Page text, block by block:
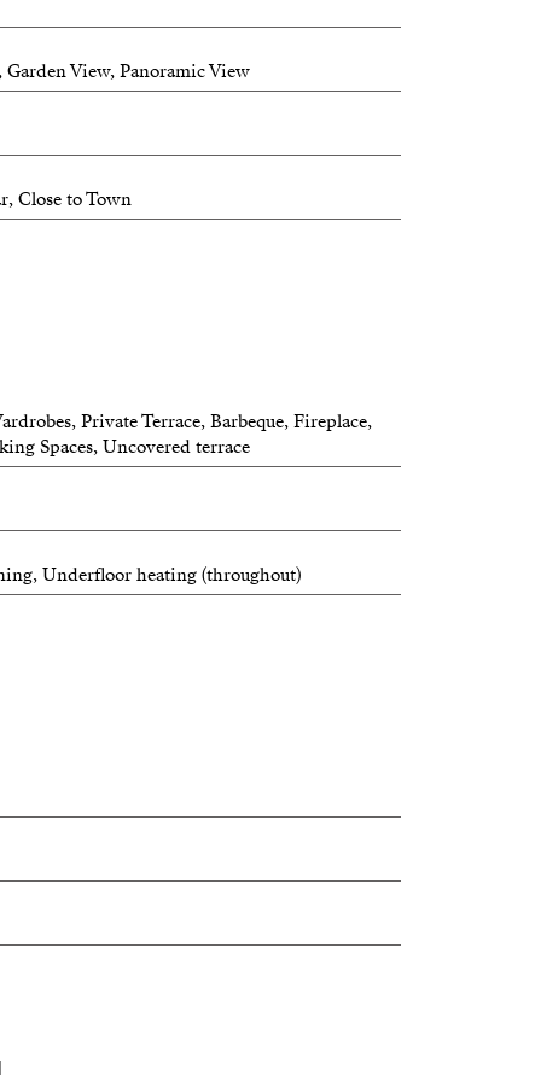
View, Panoramic View
Close to Town
Private Terrace, Barbeque, Fireplace,
Spaces, Uncovered terrace
Underfloor heating (throughout)